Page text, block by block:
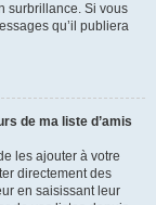
surbrillance. Si vous
qu’il publiera
de ma liste d’amis
les ajouter à votre
directement des
en saisissant leur